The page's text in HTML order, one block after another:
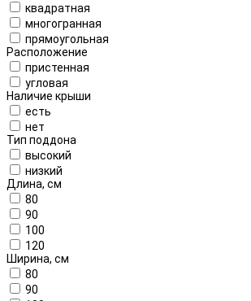
квадратная
многогранная
прямоугольная
Расположение
пристенная
угловая
Наличие крыши
есть
нет
Тип поддона
высокий
низкий
Длина, см
80
90
100
120
Ширина, см
80
90